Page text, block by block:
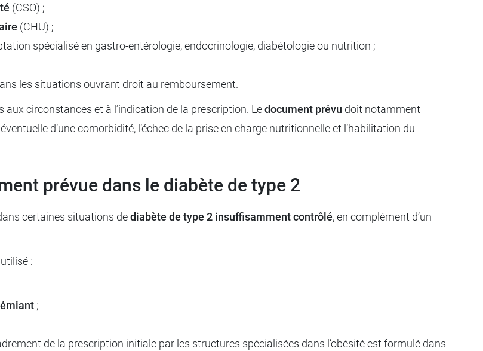
(CSO) ;
(CHU) ;
spécialisé en gastro-entérologie, endocrinologie, diabétologie ou nutrition ;
les situations ouvrant droit au remboursement.
circonstances et à l’indication de la prescription. Ledocument prévu doit notamment
d’une comorbidité, l’échec de la prise en charge nutritionnelle et l’habilitation du
prévue dans le diabète de type 2
certaines situations dediabète de type 2 insuffisamment contrôlé, en complément d’un
:
;
de la prescription initiale par les structures spécialisées dans l’obésité est formulé dans